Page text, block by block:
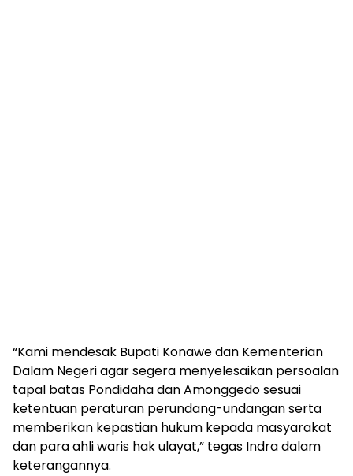
“Kami mendesak Bupati Konawe dan Kementerian
Dalam Negeri agar segera menyelesaikan persoalan
tapal batas Pondidaha dan Amonggedo sesuai
ketentuan peraturan perundang-undangan serta
memberikan kepastian hukum kepada masyarakat
dan para ahli waris hak ulayat,” tegas Indra dalam
keterangannya.